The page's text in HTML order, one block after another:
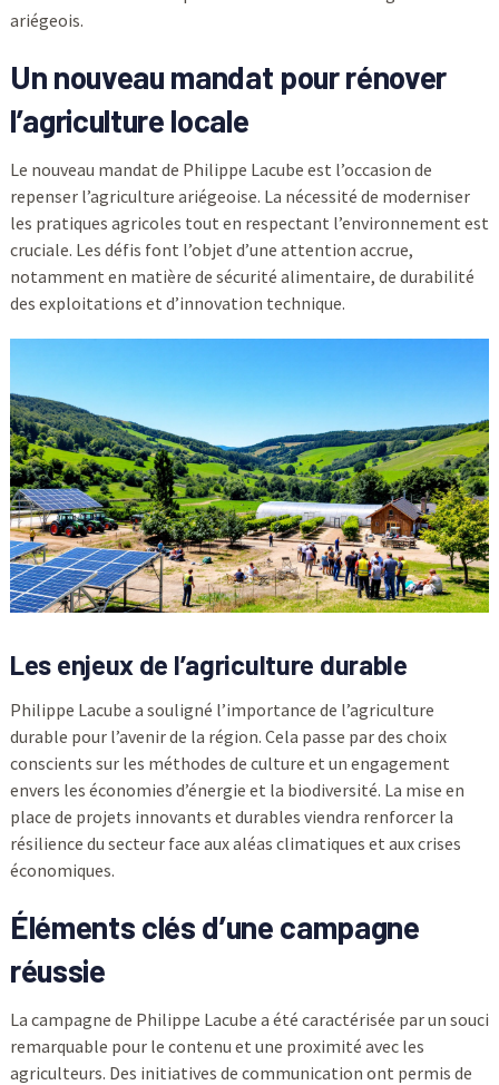
ariégeois.
Un nouveau mandat pour rénover
l’agriculture locale
Le nouveau mandat de Philippe Lacube est l’occasion de
repenser l’agriculture ariégeoise. La nécessité de moderniser
les pratiques agricoles tout en respectant l’environnement est
cruciale. Les défis font l’objet d’une attention accrue,
notamment en matière de sécurité alimentaire, de durabilité
des exploitations et d’innovation technique.
Les enjeux de l’agriculture durable
Philippe Lacube a souligné l’importance de l’agriculture
durable pour l’avenir de la région. Cela passe par des choix
conscients sur les méthodes de culture et un engagement
envers les économies d’énergie et la biodiversité. La mise en
place de projets innovants et durables viendra renforcer la
résilience du secteur face aux aléas climatiques et aux crises
économiques.
Éléments clés d’une campagne
réussie
La campagne de Philippe Lacube a été caractérisée par un souci
remarquable pour le contenu et une proximité avec les
agriculteurs. Des initiatives de communication ont permis de